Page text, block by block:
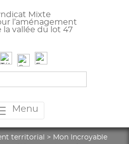
Mixte
l’aménagement
la vallée du lot 47
Menu
territorial > Mon Incroyable